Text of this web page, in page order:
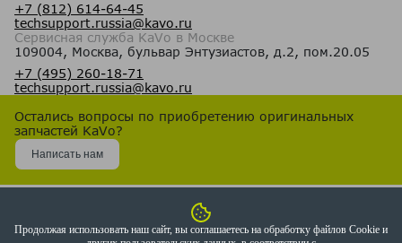
+7 (812) 614-64-45
techsupport.russia@kavo.ru
Сервисная служба KaVo в Москве
109004, Москва, бульвар Энтузиастов, д.2, пом.20.05
+7 (495) 260-18-71
techsupport.russia@kavo.ru
Остались вопросы по приобретению оригинальных
запчастей KaVo?
Написать нам
2026© KaVo
Правила программы лояльности
Политика обработки персональных данных
Политика конфиденциальности
Продолжая использовать наш сайт, вы соглашаетесь на обработку файлов Сookie и